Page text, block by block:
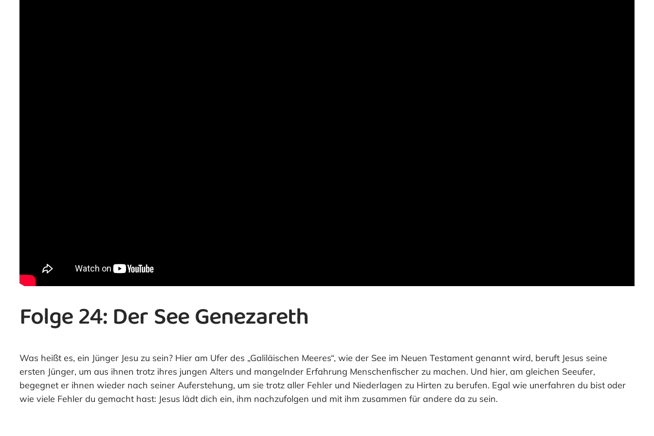
Folge 24: Der See Genezareth
Was heißt es, ein Jünger Jesu zu sein? Hier am Ufer des „Galiläischen Meeres“, wie der See im Neuen Testament genannt wird, beruft Jesus seine
ersten Jünger, um aus ihnen trotz ihres jungen Alters und mangelnder Erfahrung Menschenfischer zu machen. Und hier, am gleichen Seeufer,
begegnet er ihnen wieder nach seiner Auferstehung, um sie trotz aller Fehler und Niederlagen zu Hirten zu berufen. Egal wie unerfahren du bist oder
wie viele Fehler du gemacht hast: Jesus lädt dich ein, ihm nachzufolgen und mit ihm zusammen für andere da zu sein.